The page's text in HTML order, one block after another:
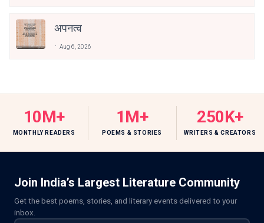
अपनत्व
Aug 6, 2026
10M+
MONTHLY READERS
1M+
POEMS & STORIES
250K+
WRITERS & CREATORS
Join India’s Largest Literature Community
Get the best poems, stories, and literary events delivered to your
inbox.